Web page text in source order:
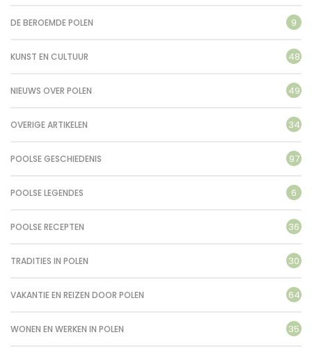
DE BEROEMDE POLEN 9
KUNST EN CULTUUR 48
NIEUWS OVER POLEN 49
OVERIGE ARTIKELEN 34
POOLSE GESCHIEDENIS 97
POOLSE LEGENDES 6
POOLSE RECEPTEN 36
TRADITIES IN POLEN 30
VAKANTIE EN REIZEN DOOR POLEN 64
WONEN EN WERKEN IN POLEN 35